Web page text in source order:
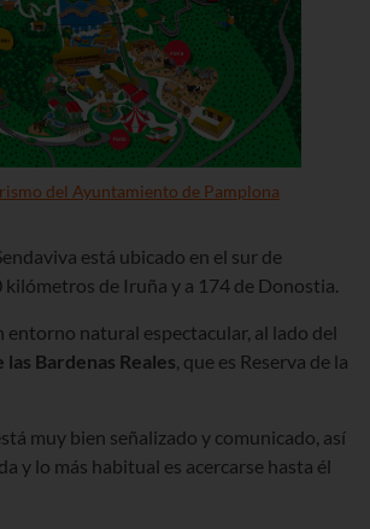
del Ayuntamiento de Pamplona
está ubicado en el sur de
kilómetros de Iruña y a 174 de Donostia.
entorno natural espectacular, al lado del
Bardenas Reales, que es Reserva de la
muy bien señalizado y comunicado, así
y lo más habitual es acercarse hasta él